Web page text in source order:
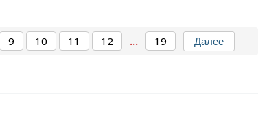
9 10 11 12 ... 19 Далее